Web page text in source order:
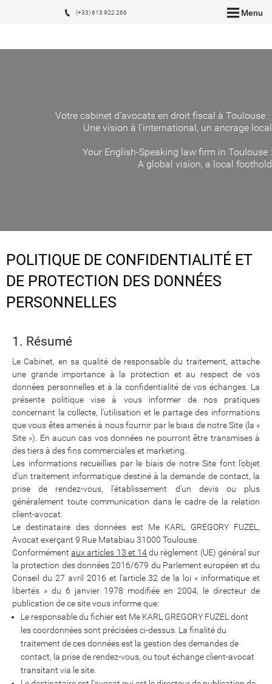
Menu
(+33) 613 922 266
Votre cabinet d'avocats en droit fiscal à Toulouse :
Une vision à l'international, un ancrage local
Your English-Speaking law firm in Toulouse :
A global vision, a local foothold
POLITIQUE DE CONFIDENTIALITÉ ET
DE PROTECTION DES DONNÉES
PERSONNELLES
1. Résumé
Le Cabinet, en sa qualité de responsable du traitement, attache
une grande importance à la protection et au respect de vos
données personnelles et à la confidentialité de vos échanges. La
présente politique vise à vous informer de nos pratiques
concernant la collecte, l’utilisation et le partage des informations
que vous êtes amenés à nous fournir par le biais de notre Site (la «
Site »). En aucun cas vos données ne pourront être transmises à
des tiers à des fins commerciales et marketing.
Les informations recueillies par le biais de notre Site font l’objet
d’un traitement informatique destiné à la demande de contact, la
prise de rendez-vous, l’établissement d’un devis ou plus
généralement toute communication dans le cadre de la relation
client-avocat.
Le destinataire des données est Me KARL GREGORY FUZEL,
Avocat exerçant 9 Rue Matabiau 31000 Toulouse.
Conformémentaux articles 13 et 14du règlement (UE) général sur
la protection des données 2016/679 du Parlement européen et du
Conseil du 27 avril 2016 et l’article 32 de la loi « informatique et
libertés » du 6 janvier 1978 modifiée en 2004, le directeur de
publication de ce site vous informe que:
Le responsable du fichier est Me KARL GREGORY FUZEL dont
les coordonnées sont précisées ci-dessus. La finalité du
traitement de ces données est la gestion des demandes de
contact, la prise de rendez-vous, ou tout échange client-avocat
transitant via le site.